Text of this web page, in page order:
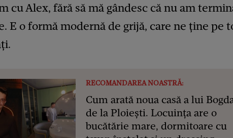
cu Alex, fără să mă gândesc că nu am
E o formă modernă de grijă, care ne ține pe
RECOMANDAREA NOASTRĂ:
Cum arată noua casă a lui
de la Ploiești. Locuința are o
bucătărie mare, dormitoare cu